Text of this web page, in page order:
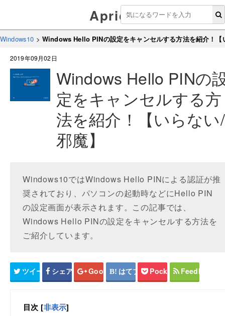
Aprico
Windows10 > Windows Hello PINの設定をキャンセルする方法を紹介！【
2019年09月02日
Windows Hello PINの
定をキャンセルする方
法を紹介！【いらない/
邪魔】
Windows10ではWindows Hello PINによる認証が推
奨されており、パソコンの起動時などにHello PIN
の設定画面が表示されます。この記事では、
Windows Hello PINの設定をキャンセルする方法を
ご紹介しています。
ツイート シェア Google+ はてブ Pocket Feedly
目次 [非表示]